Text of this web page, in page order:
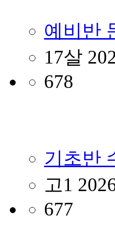
예비반
17살
678
기초반
고1
677